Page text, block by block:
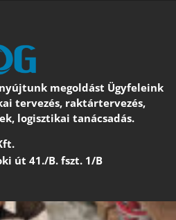
megoldást Ügyfeleink
tervezés, raktártervezés,
logisztikai tanácsadás.
út 41./B. fszt. 1/B